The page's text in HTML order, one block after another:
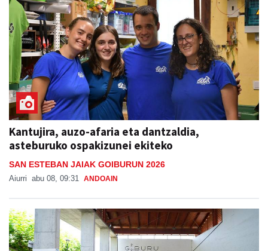
Kantujira, auzo-afaria eta dantzaldia,
asteburuko ospakizunei ekiteko
SAN ESTEBAN JAIAK GOIBURUN 2026
Aiurri abu 08, 09:31 ANDOAIN